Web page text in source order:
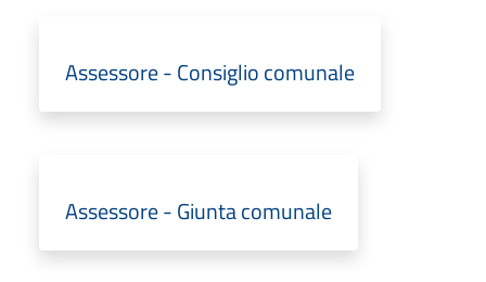
Assessore - Consiglio comunale
Assessore - Giunta comunale